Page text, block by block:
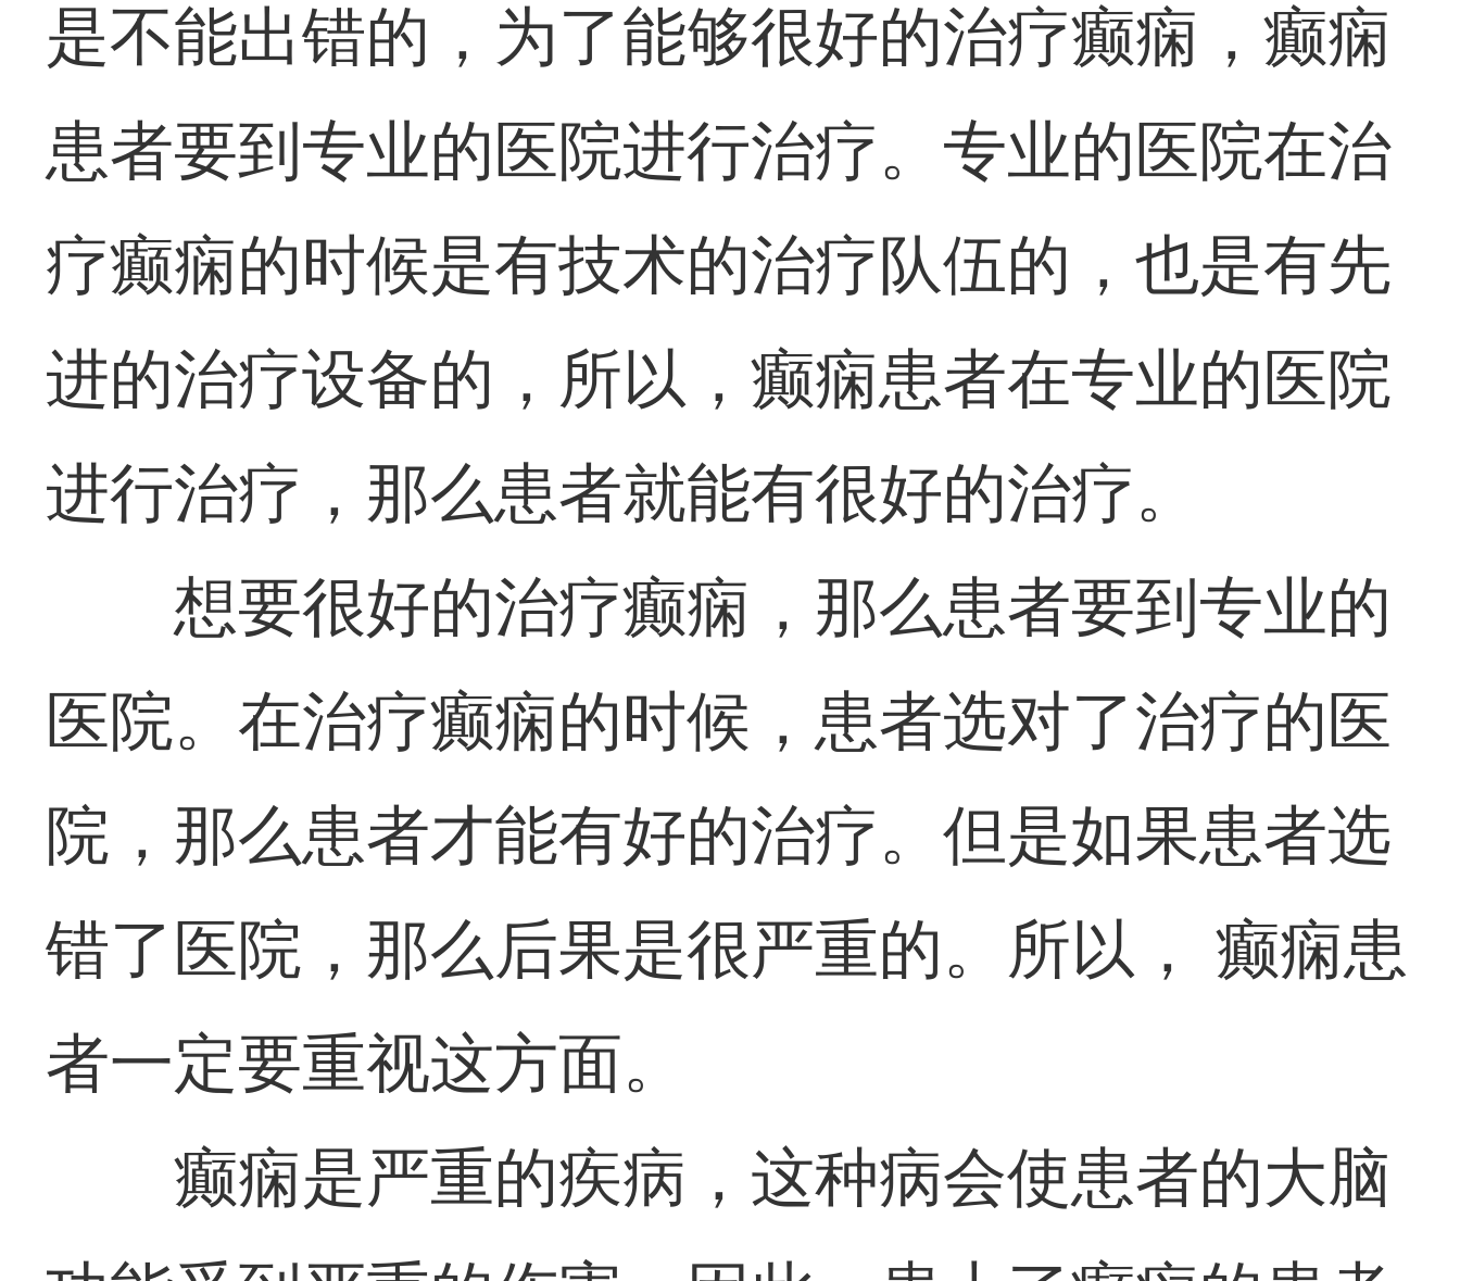
是不能出错的，为了能够很好的治疗癫痫，癫痫
患者要到专业的医院进行治疗。专业的医院在治
疗癫痫的时候是有技术的治疗队伍的，也是有先
进的治疗设备的，所以，癫痫患者在专业的医院
进行治疗，那么患者就能有很好的治疗。
想要很好的治疗癫痫，那么患者要到专业的
医院。在治疗癫痫的时候，患者选对了治疗的医
院，那么患者才能有好的治疗。但是如果患者选
错了医院，那么后果是很严重的。所以， 癫痫患
者一定要重视这方面。
癫痫是严重的疾病，这种病会使患者的大脑